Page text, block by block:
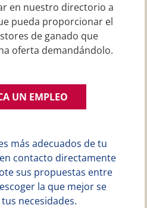
en nuestro directorio a
pueda proporcionar el
de ganado que
oferta demandándolo.
UN EMPLEO
más adecuados de tu
contacto directamente
sus propuestas entre
la que mejor se
necesidades.